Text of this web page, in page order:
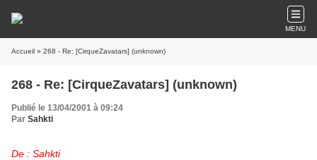
MENU
Accueil » 268 - Re: [CirqueZavatars] (unknown)
268 - Re: [CirqueZavatars] (unknown)
Publié le 13/04/2001 à 09:24
Par Sahkti
De : Sahkti